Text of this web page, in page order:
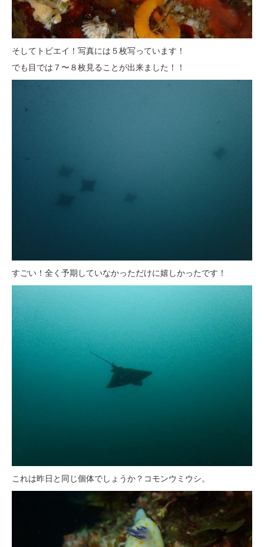
そしてトビエイ！写真には５枚写っています！
でも目では７〜８枚見ることが出来ました！！
すごい！全く予期していなかっただけに嬉しかったです！
これは昨日と同じ個体でしょうか？コモンウミウシ。